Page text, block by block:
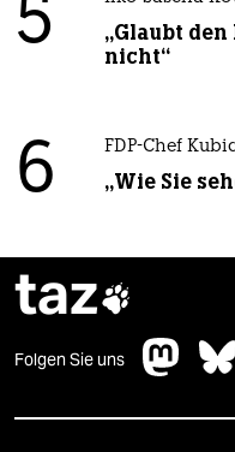
5
„Glaubt
nicht“
6 FDP-Chef
„Wie Sie
taz
Folgen Sie uns